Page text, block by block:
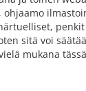
sitä voi
mukana